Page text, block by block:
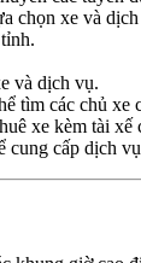
chọn xe và
và dịch vụ.
tìm các chủ
xe kèm tài xế
cấp dịch